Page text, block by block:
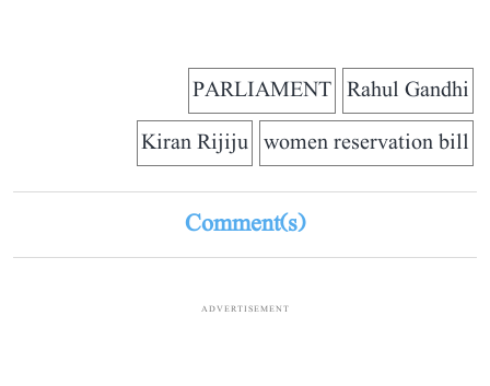
Rahul Gandhi
PARLIAMENT
women reservation bill
Kiran Rijiju
Comment(s)
ADVERTISEMENT